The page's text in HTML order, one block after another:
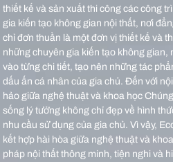
thiết kế và sản xuất thi công các công
gia kiến tạo không gian nội thất, nơi
chỉ đơn thuần là một đơn vị thiết kế và
những chuyên gia kiến tạo không gian,
vào từng chi tiết, tạo nên những tác
dấu ấn cá nhân của gia chủ. Đến với
hảo giữa nghệ thuật và khoa học
sống lý tưởng không chỉ đẹp về hình
nhu cầu sử dụng của gia chủ. Vì vậy,
kết hợp hài hòa giữa nghệ thuật và
pháp nội thất thông minh, tiện nghi và